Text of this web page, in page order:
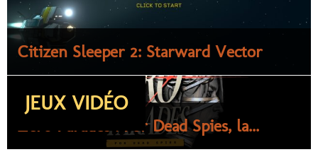
Citizen Sleeper 2: Starward Vector
JEUX VIDÉO
Zero Parades : For Dead Spies, la...